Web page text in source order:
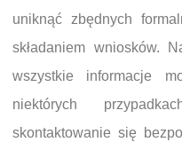
uniknąć zbędnych
składaniem wniosków.
wszystkie informacje
niektórych
skontaktowanie się